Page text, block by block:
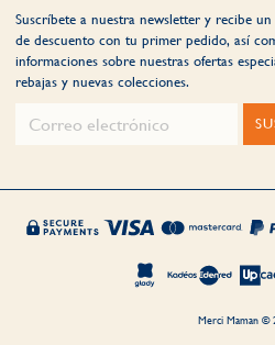
Suscríbete a nuestra newsletter y recibe un
de descuento con tu primer pedido, así
informaciones sobre nuestras ofertas
rebajas y nuevas colecciones.
Merci Maman ©